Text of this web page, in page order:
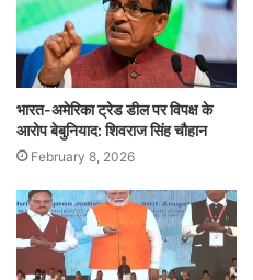
भारत-अमेरिका ट्रेड डील पर विपक्ष के
आरोप बेबुनियाद: शिवराज सिंह चौहान
February 8, 2026